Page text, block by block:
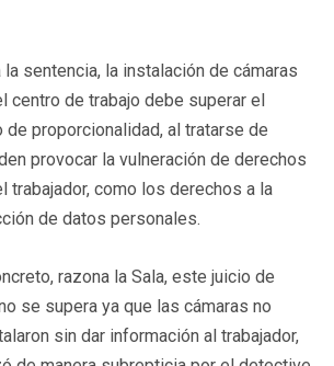
sentencia, la instalación de cámaras
centro de trabajo debe superar el
de proporcionalidad, al tratarse de
provocar la vulneración de derechos
trabajador, como los derechos a la
de datos personales.
razona la Sala, este juicio de
se supera ya que las cámaras no
sin dar información al trabajador,